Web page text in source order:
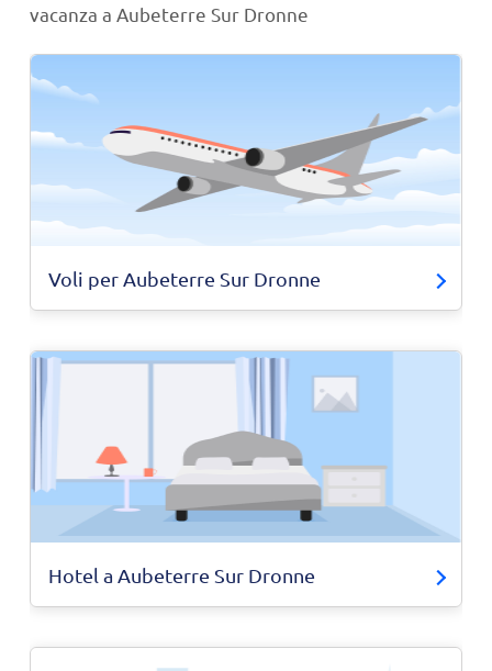
vacanza a Aubeterre Sur Dronne
Voli per Aubeterre Sur Dronne
Hotel a Aubeterre Sur Dronne